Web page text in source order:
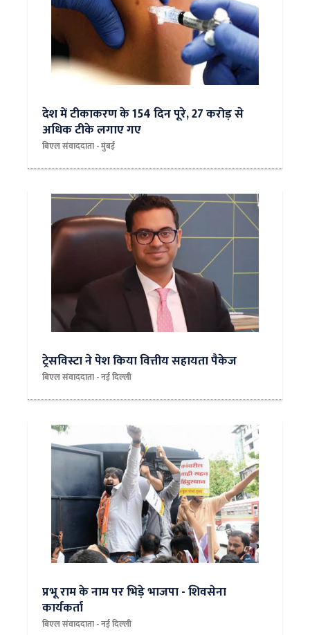
देश में टीकाकरण के 154 दिन पूरे, 27 करोड़ से
अधिक टीके लगाए गए
बिएल संवाददाता - मुंबई
ट्रेसविस्टा ने पेश किया वित्तीय सहायता पैकेज
बिएल संवाददाता - नई दिल्‍ली
प्रभू राम के नाम पर भिड़े भाजपा - शिवसेना
कार्यकर्ता
बिएल संवाददाता - नई दिल्‍ली